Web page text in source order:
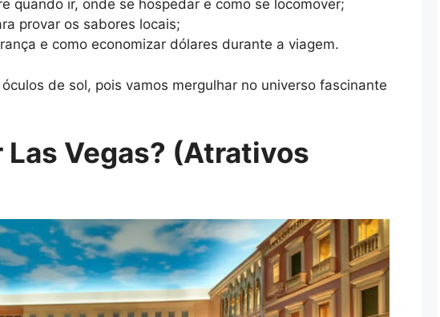
quando ir, onde se hospedar e como se locomover;
provar os sabores locais;
e como economizar dólares durante a viagem.
de sol, pois vamos mergulhar no universo fascinante
Las Vegas? (Atrativos